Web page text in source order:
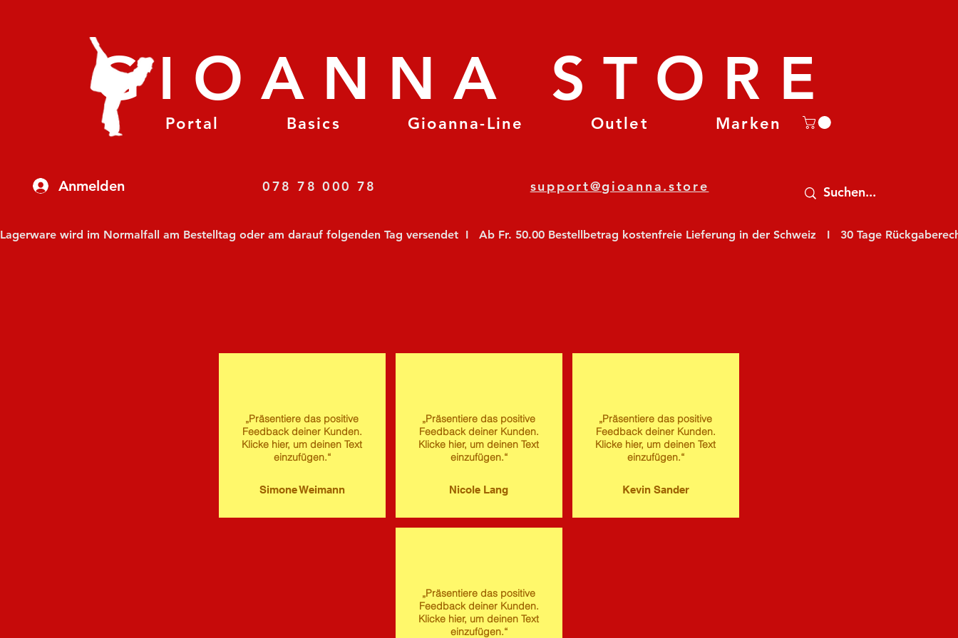
Anmelden
Portal Basics Gioanna-Line Outlet Marken
GIOANNA STORE
078 78 000 78 support@gioanna.store
Lagerware wird im Normalfall am Bestelltag oder am darauf folgenden Tag versendet  I   Ab Fr. 50.00 Bestellbetrag kostenfreie Lieferung in der Schweiz   I   30 Tage
„Präsentiere das positive
Feedback deiner Kunden.
Klicke hier, um deinen Text
einzufügen.“
Simone Weimann
„Präsentiere das positive
Feedback deiner Kunden.
Klicke hier, um deinen Text
einzufügen.“
Nicole Lang
„Präsentiere das positive
Feedback deiner Kunden.
Klicke hier, um deinen Text
einzufügen.“
Kevin Sander
„Präsentiere das positive
Feedback deiner Kunden.
Klicke hier, um deinen Text
einzufügen.“